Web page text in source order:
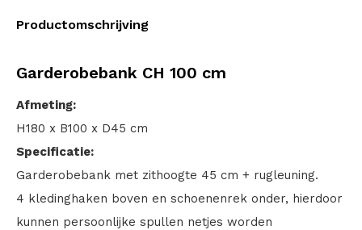
Productomschrijving
Garderobebank CH 100 cm
Afmeting:
H180 x B100 x D45 cm
Specificatie:
Garderobebank met zithoogte 45 cm + rugleuning.
4 kledinghaken boven en schoenenrek onder, hierdoor
kunnen persoonlijke spullen netjes worden